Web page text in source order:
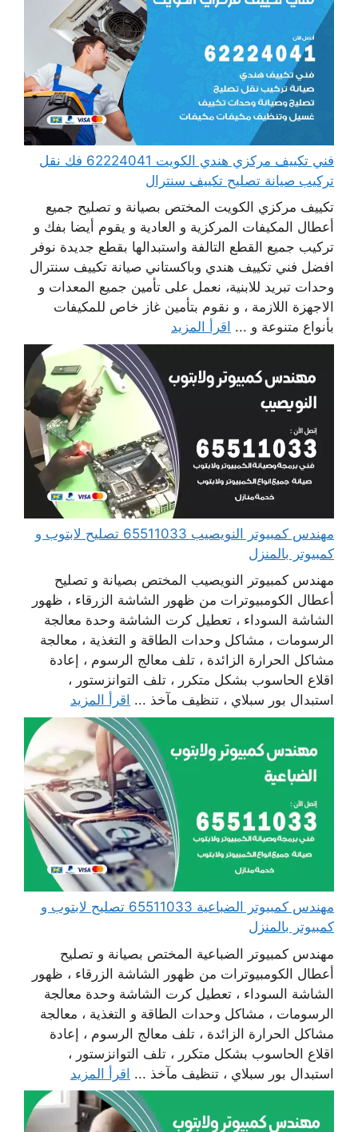
فني تكييف مركزي هندي الكويت 62224041 فك نقل
تركيب صيانة تصليح تكييف سنترال
تكييف مركزي الكويت المختص بصيانة و تصليح جميع
أعطال المكيفات المركزية و العادية و يقوم أيضا بفك و
تركيب جميع القطع التالفة واستبدالها بقطع جديدة نوفر
افضل فني تكييف هندي وباكستاني صيانة تكييف سنترال
وحدات تبريد للابنية، نعمل على تأمين جميع المعدات و
الاجهزة اللازمة ، و نقوم بتأمين غاز خاص للمكيفات
بأنواع متنوعة و ... اقرأ المزيد
مهندس كمبيوتر النويصيب 65511033 تصليح لابتوب و
كمبيوتر بالمنزل
مهندس كمبيوتر النويصيب المختص بصيانة و تصليح
أعطال الكومبيوترات من ظهور الشاشة الزرقاء ، ظهور
الشاشة السوداء ، تعطيل كرت الشاشة وحدة معالجة
الرسومات ، مشاكل وحدات الطاقة و التغذية ، معالجة
مشاكل الحرارة الزائدة ، تلف معالج الرسوم ، إعادة
اقلاع الحاسوب بشكل متكرر ، تلف التوانزستور ،
استبدال بور سبلاي ، تنظيف مآخذ ... اقرأ المزيد
مهندس كمبيوتر الضباعية 65511033 تصليح لابتوب و
كمبيوتر بالمنزل
مهندس كمبيوتر الضباعية المختص بصيانة و تصليح
أعطال الكومبيوترات من ظهور الشاشة الزرقاء ، ظهور
الشاشة السوداء ، تعطيل كرت الشاشة وحدة معالجة
الرسومات ، مشاكل وحدات الطاقة و التغذية ، معالجة
مشاكل الحرارة الزائدة ، تلف معالج الرسوم ، إعادة
اقلاع الحاسوب بشكل متكرر ، تلف التوانزستور ،
استبدال بور سبلاي ، تنظيف مآخذ ... اقرأ المزيد